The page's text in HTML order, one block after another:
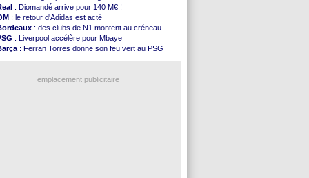
FIFA: Tebas en remet une couche
FIFA : l'UEFA maintient la pression
PSG: Tebas encense Luis Enrique
Real: Vinicius jusqu'en 2032 (officiel)
Lyon: Mangala va rejoindre Getafe
OM: une offre refusée pour Aguerd
: Akliouche a signé (officiel)
: Diomandé arrive pour 140 M€ !
: le retour d'Adidas est acté
: des clubs de N1 montent au créneau
: Liverpool accélère pour Mbaye
: Ferran Torres donne son feu vert au PSG
emplacement publicitaire